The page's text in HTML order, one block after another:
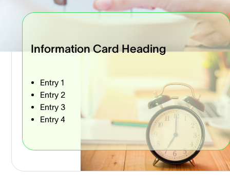
Information Card Heading
Entry 1
Entry 2
Entry 3
Entry 4